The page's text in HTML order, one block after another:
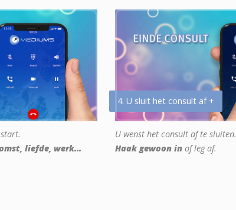
liefde, werk...
4. U sluit het consult af +
U wenst het consult af te sluiten.
Haak gewoon in of leg af.